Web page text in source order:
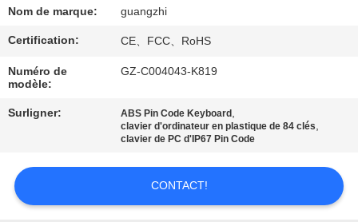
DE
QUALITÉ
CONTACTEZ-
NOUS
DEMANDEZ
UNE
Nom de marque: guangzhi
Certification: CE、FCC、RoHS
Numéro de
modèle:
GZ-C004043-K819
Surligner: ABS Pin Code Keyboard ,
clavier d'ordinateur en plastique de 84 clés,
clavier de PC d'IP67 Pin Code
CONTACT!